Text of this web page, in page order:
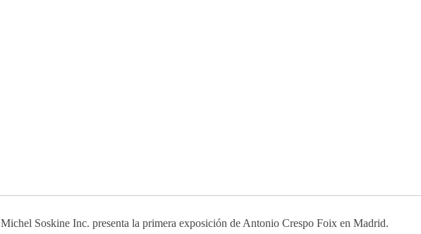
Michel Soskine Inc. presenta la primera exposición de Antonio Crespo Foix en Madrid.